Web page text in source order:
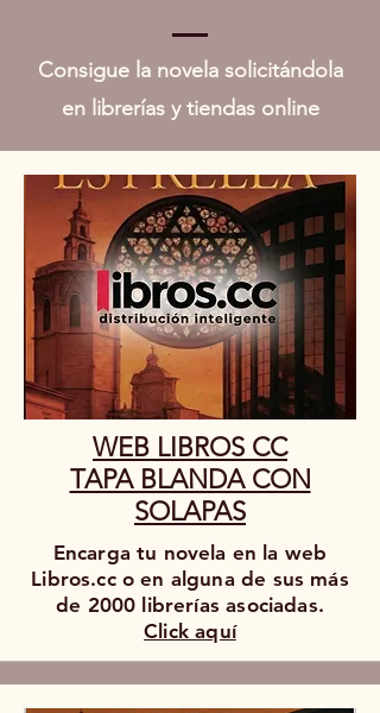
Consigue la novela solicitándola
en librerías y tiendas online
WEB LIBROS CC
TAPA BLANDA CON
SOLAPAS
Encarga tu novela en la web
Libros.cc o en alguna de sus más
de 2000 librerías asociadas.
Click aquí